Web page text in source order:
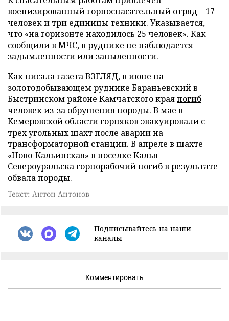
военизированный горноспасательный отряд – 17
человек и три единицы техники. Указывается,
что «на горизонте находилось 25 человек». Как
сообщили в МЧС, в руднике не наблюдается
задымленности или запыленности.
Как писала газета ВЗГЛЯД, в июне на
золотодобывающем руднике Бараньевский в
Быстринском районе Камчатского краяпогиб
человекиз-за обрушения породы. В мае в
Кемеровской области горняков эвакуировали с
трех угольных шахт после аварии на
трансформаторной станции. В апреле в шахте
«Ново-Кальинская» в поселке Калья
Североуральска горнорабочийпогибв результате
обвала породы.
Текст: Антон Антонов
Подписывайтесь на наши
каналы
Комментировать